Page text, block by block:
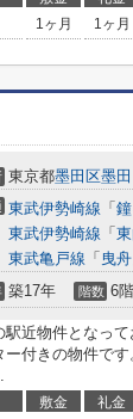
1ヶ月 1ヶ月
東京都墨田区墨田
東武伊勢崎線 「
東武伊勢崎線 「
東武亀戸線 「 曳舟
築17年 階数 6
駅近物件となっ
ー付きの物件で
敷金 礼金